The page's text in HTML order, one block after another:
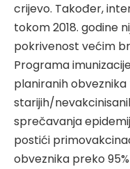
crijevo. Također,
tokom 2018. godine
pokrivenost većim
Programa
planiranih
starijih/
sprečavanja
postići
obveznika preko